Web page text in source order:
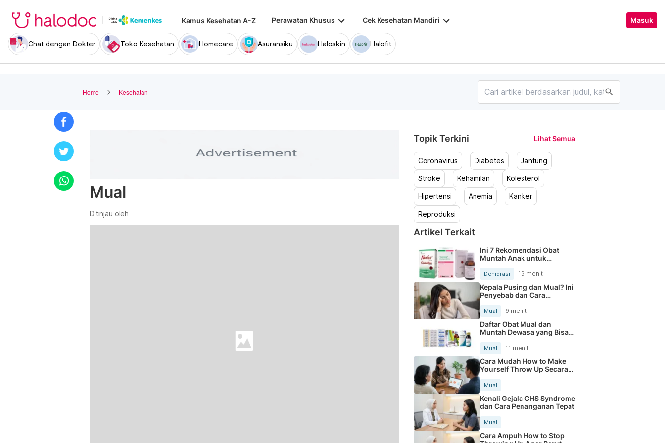
Kamus Kesehatan A-Z Perawatan Khusus keyboard_arrow_down Cek Kesehatan Mandiri keyboard_arrow_down Masuk
Chat dengan Dokter Toko Kesehatan Homecare Asuransiku Haloskin Halofit
Home Kesehatan search
Mual
Ditinjau oleh
Topik Terkini Lihat Semua
Coronavirus Diabetes Jantung
Stroke Kehamilan Kolesterol
Hipertensi Anemia Kanker
Reproduksi
Artikel Terkait
Ini 7 Rekomendasi Obat
Muntah Anak untuk
Dehidrasi
Dehidrasi 16 menit
Kepala Pusing dan Mual? Ini
Penyebab dan Cara
Mual 9 menit
Daftar Obat Mual dan
Muntah Dewasa yang Bisa
Mual 11 menit
Cara Mudah How to Make
Yourself Throw Up Secara
Aman
Mual
Kenali Gejala CHS Syndrome
dan Cara Penanganan Tepat
Mual
Cara Ampuh How to Stop